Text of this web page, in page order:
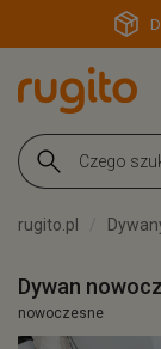
rugito.pl
Dywan
nowoczesne